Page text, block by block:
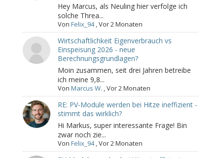
Hey Marcus, als Neuling hier verfolge ich
solche Threa...
VonFelix_94,Vor 2 Monaten
Wirtschaftlichkeit Eigenverbrauch vs
Einspeisung 2026 - neue
Berechnungsgrundlagen?
Moin zusammen, seit drei Jahren betreibe
ich meine 9,8...
VonMarcus W. ,Vor 2 Monaten
RE: PV-Module werden bei Hitze ineffizient -
stimmt das wirklich?
Hi Markus, super interessante Frage! Bin
zwar noch zie...
VonFelix_94,Vor 2 Monaten